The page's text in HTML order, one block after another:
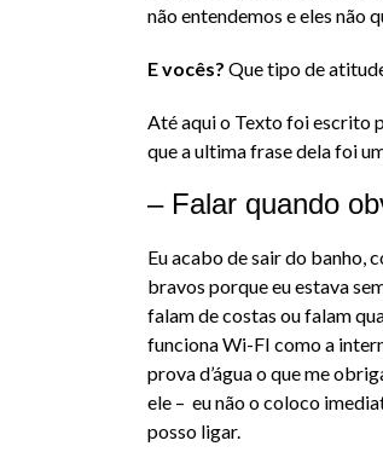
não entendemos e eles não
E vocês? Que tipo de
Até aqui o Texto foi escrito
que a ultima frase dela foi
– Falar quando
Eu acabo de sair do banho,
bravos porque eu estava
falam de costas ou falam
funciona Wi-FI como a
prova d’água o que me
ele – eu não o coloco
posso ligar.